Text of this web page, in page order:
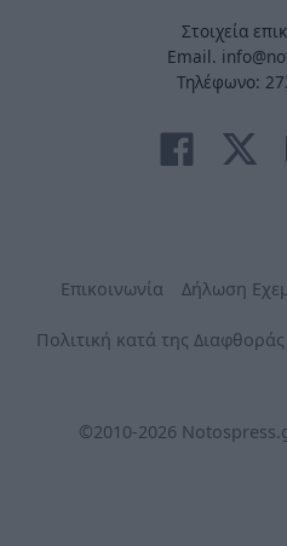
Στοιχεία
Email.
Τηλέφωνο:
Επικοινωνία Δήλωση
Πολιτική κατά της Διαφθοράς
©2010-2026